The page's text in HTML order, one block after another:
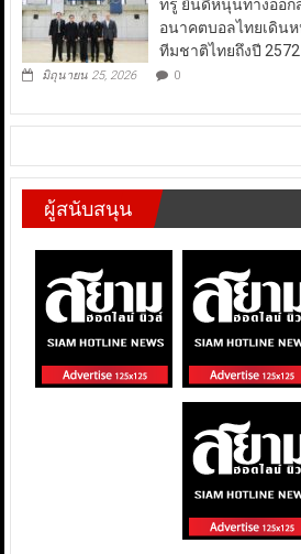
ทรู ยินดีหนุนทางออก
อนาคตบอลไทยเดิน
ทีมชาติไทยถึงปี 2572
มิถุนายน 25, 2026 0
ผู้สนับสนุน